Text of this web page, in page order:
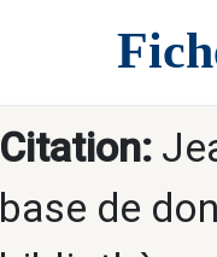
Citation:
base de